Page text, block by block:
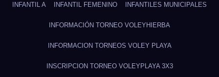
INFANTIL A INFANTIL FEMENINO INFANTILES MUNICIPALES
INFORMACIÓN TORNEO VOLEYHIERBA
INFORMACION TORNEOS VOLEY PLAYA
INSCRIPCION TORNEO VOLEYPLAYA 3X3